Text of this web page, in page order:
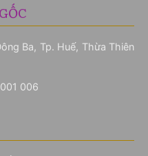
Ba, Tp. Huế, Thừa Thiên
006